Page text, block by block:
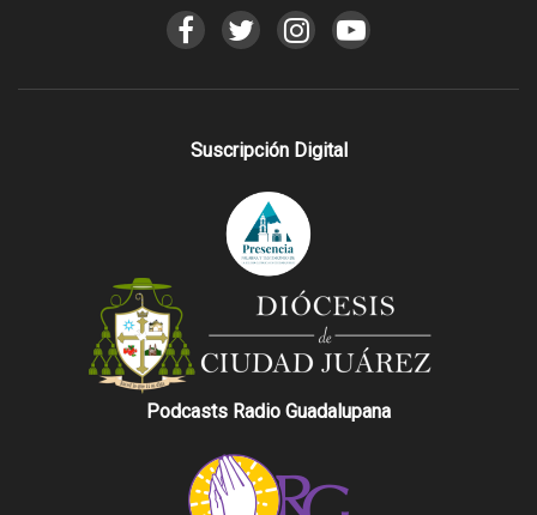
Suscripción Digital
Podcasts Radio Guadalupana